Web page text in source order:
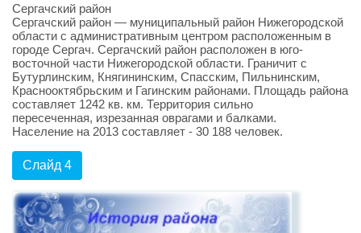
Сергачский район
Сергачский район — муниципальный район Нижегородской
области с административным центром расположенным в
городе Сергач. Сергачский район расположен в юго-
восточной части Нижегородской области. Граничит с
Бутурлинским, Княгининским, Спасским, Пильнинским,
Краснооктябрьским и Гагинским районами. Площадь района
составляет 1242 кв. км. Территория сильно
пересеченная, изрезанная оврагами и балками.
Население на 2013 составляет - 30 188 человек.
Слайд 4